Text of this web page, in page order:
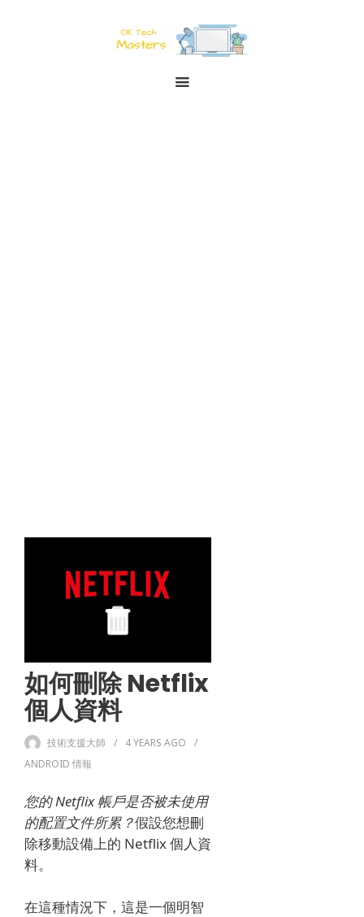
如何刪除 Netflix
個人資料
技術支援大師 4 YEARS AGO
ANDROID 情報
您的 Netflix 帳戶是否被未使用
的配置文件所累？假設您想刪
除移動設備上的 Netflix 個人資
料。
在這種情況下，這是一個明智